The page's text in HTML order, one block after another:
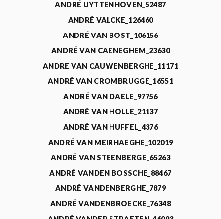
ANDRÉ UYTTENHOVEN_52487
ANDRÉ VALCKE_126460
ANDRÉ VAN BOST_106156
ANDRÉ VAN CAENEGHEM_23630
ANDRE VAN CAUWENBERGHE_11171
ANDRÉ VAN CROMBRUGGE_16551
ANDRÉ VAN DAELE_97756
ANDRÉ VAN HOLLE_21137
ANDRÉ VAN HUFFEL_4376
ANDRÉ VAN MEIRHAEGHE_102019
ANDRÉ VAN STEENBERGE_65263
ANDRÉ VANDEN BOSSCHE_88467
ANDRÉ VANDENBERGHE_7879
ANDRÉ VANDENBROECKE_76348